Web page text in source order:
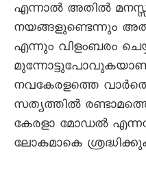
എന്നാൽ അതിൽ
നയങ്ങളുണ്ടെന്നും
എന്നും വിളംബരം
നവകേരളത്തെ
സത്യത്തിൽ
കേരളാ മോഡൽ
ലോകമാകെ